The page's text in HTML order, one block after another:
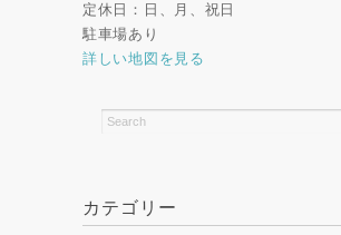
定休日：日、月、祝日
駐車場あり
詳しい地図を見る
カテゴリー